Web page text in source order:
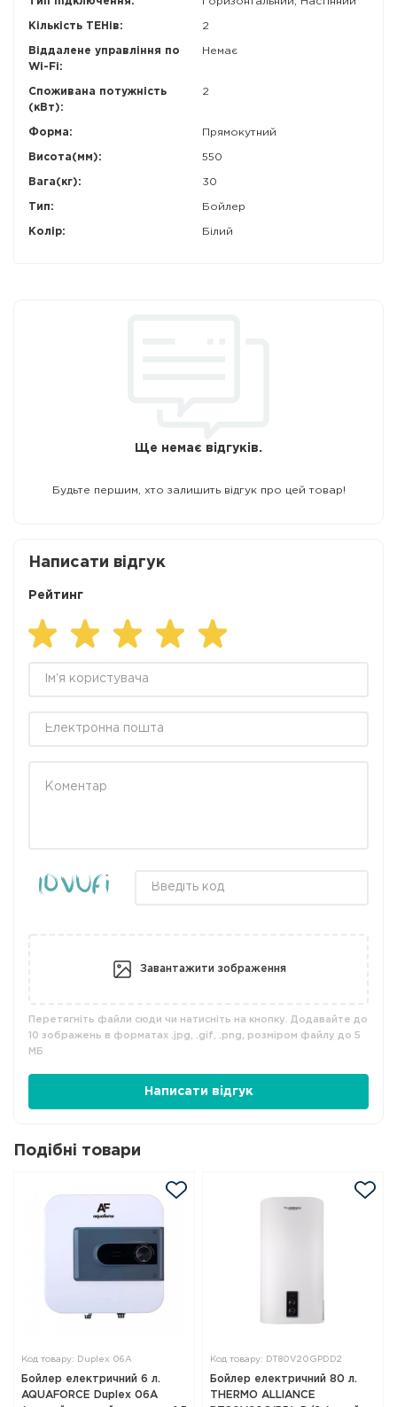
Кількість ТЕНів: 2
Віддалене управління по
Wi-Fi:
Немає
Споживана потужність
(кВт):
2
Форма: Прямокутний
Висота(мм): 550
Вага(кг): 30
Тип: Бойлер
Колір: Білий
Ще немає відгуків.
Будьте першим, хто залишить відгук про цей товар!
Написати відгук
Рейтинг
Завантажити зображення
Перетягніть файли сюди чи натисніть на кнопку. Додавайте до
10 зображень в форматах .jpg, .gif, .png, розміром файлу до 5
МБ
Написати відгук
Подібні товари
Код товару: Duplex 06A
Бойлер електричний 6 л.
AQUAFORCE Duplex 06А
Код товару: DT80V20GPDD2
Бойлер електричний 80 л.
THERMO ALLIANCE